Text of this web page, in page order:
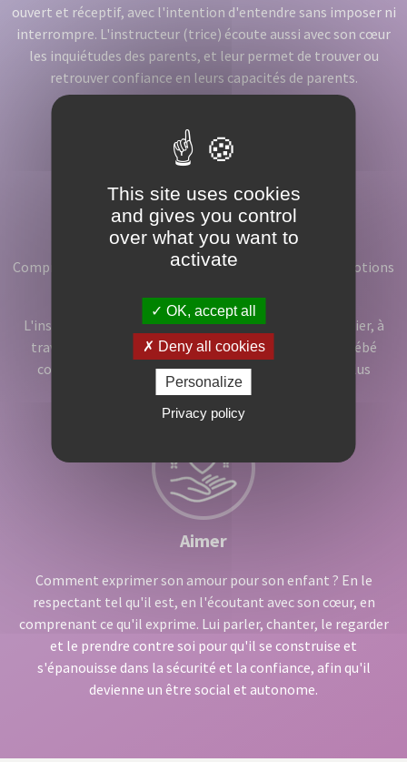
ouvert et réceptif, avec l'intention d'entendre sans imposer ni
interrompre. L'instructeur (trice) écoute aussi avec son cœur
les inquiétudes des parents, et leur permet de trouver ou
retrouver confiance en leurs capacités de parents.
Comprendre
Comprendre que chaque enfant vit avec ses propres émotions
L'instructeur (trice) accompagne les parents à identifier, à
travers une observation fine, tous les signes que le bébé
communique. Les parents peuvent ainsi répondre plus
justement à ses besoins essentiels.
Aimer
Comment exprimer son amour pour son enfant ? En le
respectant tel qu'il est, en l'écoutant avec son cœur, en
comprenant ce qu'il exprime. Lui parler, chanter, le regarder
et le prendre contre soi pour qu'il se construise et
s'épanouisse dans la sécurité et la confiance, afin qu'il
devienne un être social et autonome.
This site uses cookies
and gives you control
over what you want to
activate
OK, accept all
Deny all cookies
Personalize
Privacy policy